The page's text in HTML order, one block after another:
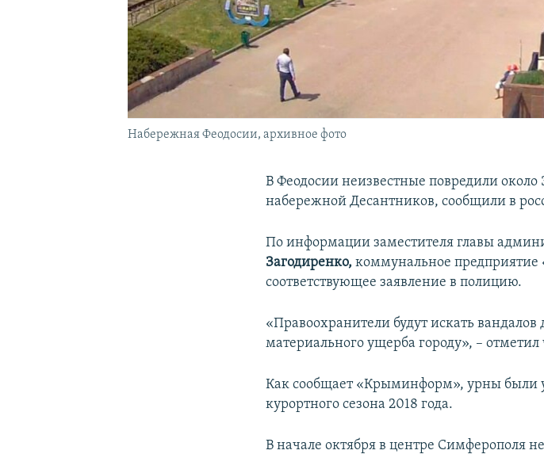
Набережная Феодосии, архивное фото
В Феодосии неизвестные повредили
набережной Десантников, сообщили в
По информации заместителя главы
Загодиренко, коммунальное предприятие
соответствующее заявление в полицию.
«Правоохранители будут искать
материального ущерба городу», –
Как сообщает «Крыминформ», урны были
курортного сезона 2018 года.
В начале октября в центре Симферополя